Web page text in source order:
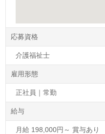
応募資格
介護福祉士
雇用形態
正社員｜常勤
給与
月給 198,000円～ 賞与あり